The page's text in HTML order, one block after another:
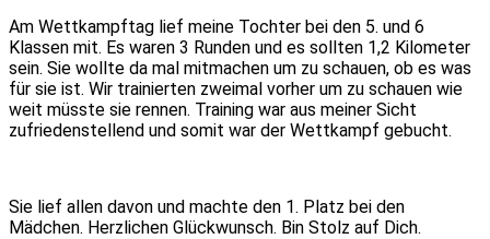
Am Wettkampftag lief meine Tochter bei den 5. und 6
Klassen mit. Es waren 3 Runden und es sollten 1,2 Kilometer
sein. Sie wollte da mal mitmachen um zu schauen, ob es was
für sie ist. Wir trainierten zweimal vorher um zu schauen wie
weit müsste sie rennen. Training war aus meiner Sicht
zufriedenstellend und somit war der Wettkampf gebucht.
Sie lief allen davon und machte den 1. Platz bei den
Mädchen. Herzlichen Glückwunsch. Bin Stolz auf Dich.